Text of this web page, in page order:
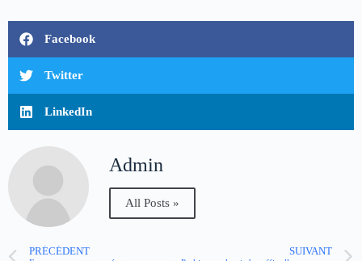
Facebook
Twitter
LinkedIn
Admin
All Posts »
PRÉCÉDENT SUIVANT